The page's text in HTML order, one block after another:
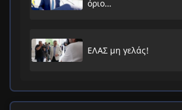
όριο…
ΕΛΑΣ μη γελάς!